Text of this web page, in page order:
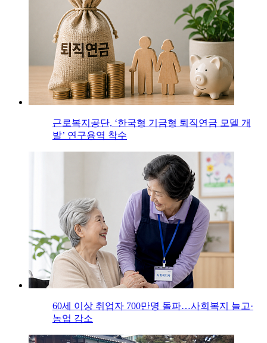
근로복지공단, ‘한국형 기금형 퇴직연금 모델 개
발’ 연구용역 착수
60세 이상 취업자 700만명 돌파…사회복지 늘고·
농업 감소